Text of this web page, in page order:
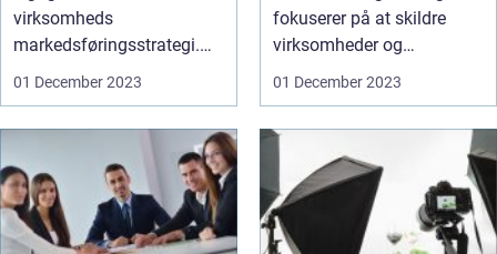
virksomheds
markedsføringsstrategi.
Det er en måde at...
01 December 2023
fokuserer på at skildre
virksomheder og
organisa...
01 December 2023